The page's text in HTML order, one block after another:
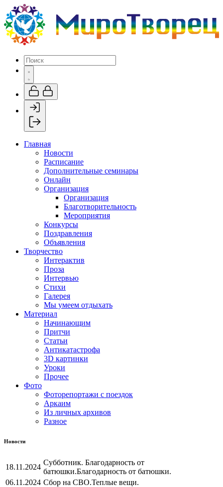
Главная
Новости
Расписание
Дополнительные семинары
Онлайн
Организация
Организация
Благотворительность
Мероприятия
Конкурсы
Поздравления
Объявления
Творчество
Интерактив
Проза
Интервью
Стихи
Галерея
Мы умеем отдыхать
Материал
Начинающим
Притчи
Статьи
Антикатастрофа
3D картинки
Уроки
Прочее
Фото
Фоторепортажи с поездок
Аркаим
Из личных архивов
Разное
Новости
18.11.2024
Субботник. Благодарность от
батюшки.Благодарность от батюшки.
06.11.2024 Сбор на СВО.Теплые вещи.